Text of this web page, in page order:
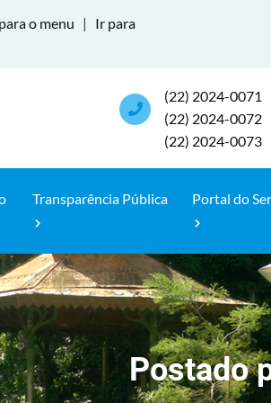
o menu |
Ir para
(22) 2024-0071
(22) 2024-0072
(22) 2024-0073
Transparência Pública Portal do
Postado